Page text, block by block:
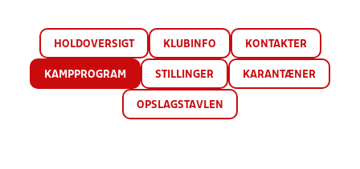
HOLDOVERSIGT KLUBINFO KONTAKTER
KAMPPROGRAM STILLINGER KARANTÆNER
OPSLAGSTAVLEN